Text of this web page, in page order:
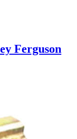
Ferguson